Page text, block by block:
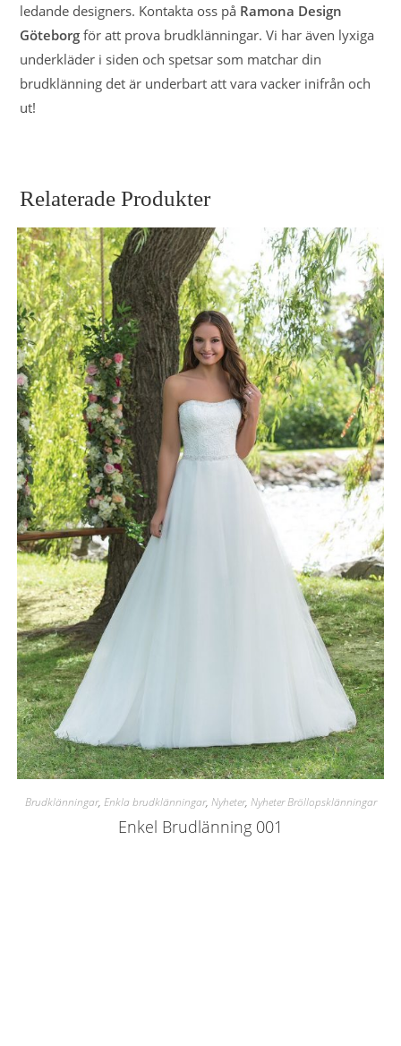
ledande designers. Kontakta oss på Ramona Design
Göteborg för att prova brudklänningar. Vi har även lyxiga
underkläder i siden och spetsar som matchar din
brudklänning det är underbart att vara vacker inifrån och
ut!
Relaterade Produkter
Brudklänningar, Enkla brudklänningar, Nyheter, Nyheter Bröllopsklänningar
Enkel Brudlänning 001